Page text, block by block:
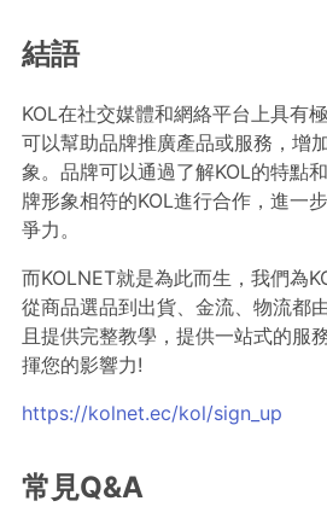
結語
KOL在社交媒體和網絡平台上具有
可以幫助品牌推廣產品或服務，增
象。品牌可以通過了解KOL的特點
牌形象相符的KOL進行合作，進一
爭力。
而KOLNET就是為此而生，我們為
從商品選品到出貨、金流、物流都
且提供完整教學，提供一站式的服
揮您的影響力!
https://kolnet.ec/kol/sign_up
常見Q&A